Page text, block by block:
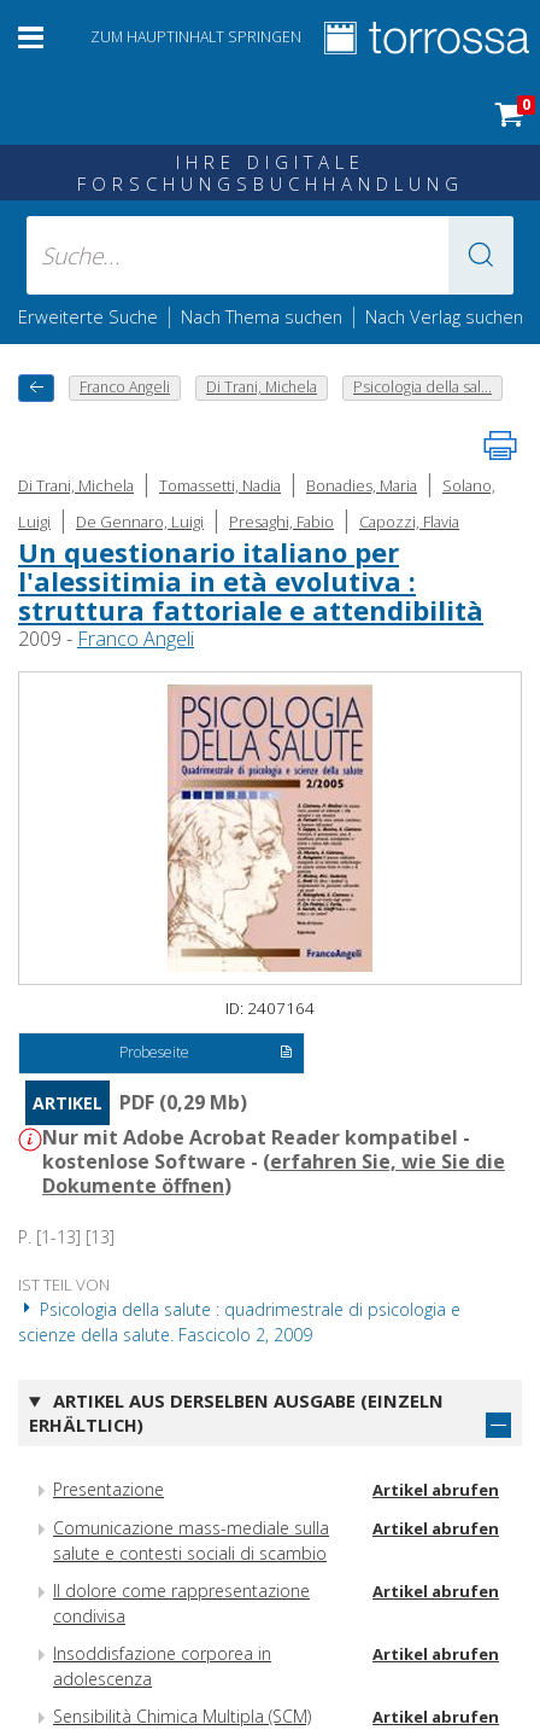
ZUM HAUPTINHALT SPRINGEN
0
IHRE DIGITALE
FORSCHUNGSBUCHHANDLUNG
Erweiterte Suche | Nach Thema suchen | Nach Verlag suchen
Franco Angeli Di Trani, Michela Psicologia della sal...
Di Trani, Michela | Tomassetti, Nadia | Bonadies, Maria |
Solano,
Luigi
| De Gennaro, Luigi | Presaghi, Fabio | Capozzi, Flavia
Un questionario italiano per
l'alessitimia in età evolutiva :
struttura fattoriale e attendibilità
2009 - Franco Angeli
ID: 2407164
Probeseite
ARTIKEL
PDF (0,29 Mb)
Nur mit Adobe Acrobat Reader kompatibel -
kostenlose Software - (erfahren Sie, wie Sie die
Dokumente öffnen)
P. [1-13] [13]
IST TEIL VON
Psicologia della salute : quadrimestrale di psicologia e
scienze della salute. Fascicolo 2, 2009
ARTIKEL AUS DERSELBEN AUSGABE (EINZELN
ERHÄLTLICH)
Presentazione Artikel abrufen
Comunicazione mass-mediale sulla
salute e contesti sociali di scambio
Artikel abrufen
Il dolore come rappresentazione
condivisa
Artikel abrufen
Insoddisfazione corporea in
adolescenza
Artikel abrufen
Sensibilità Chimica Multipla (SCM) Artikel abrufen